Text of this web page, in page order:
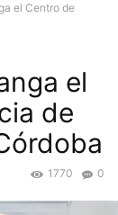
el Centro de
el
de
0
1770